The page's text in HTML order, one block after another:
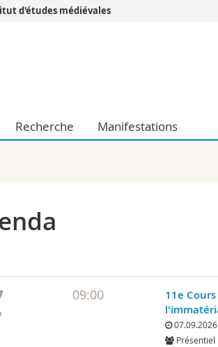
l'éducation et de la formation
d'études médiévales
Recherche Manifestations
09:00
11e
Présentiel